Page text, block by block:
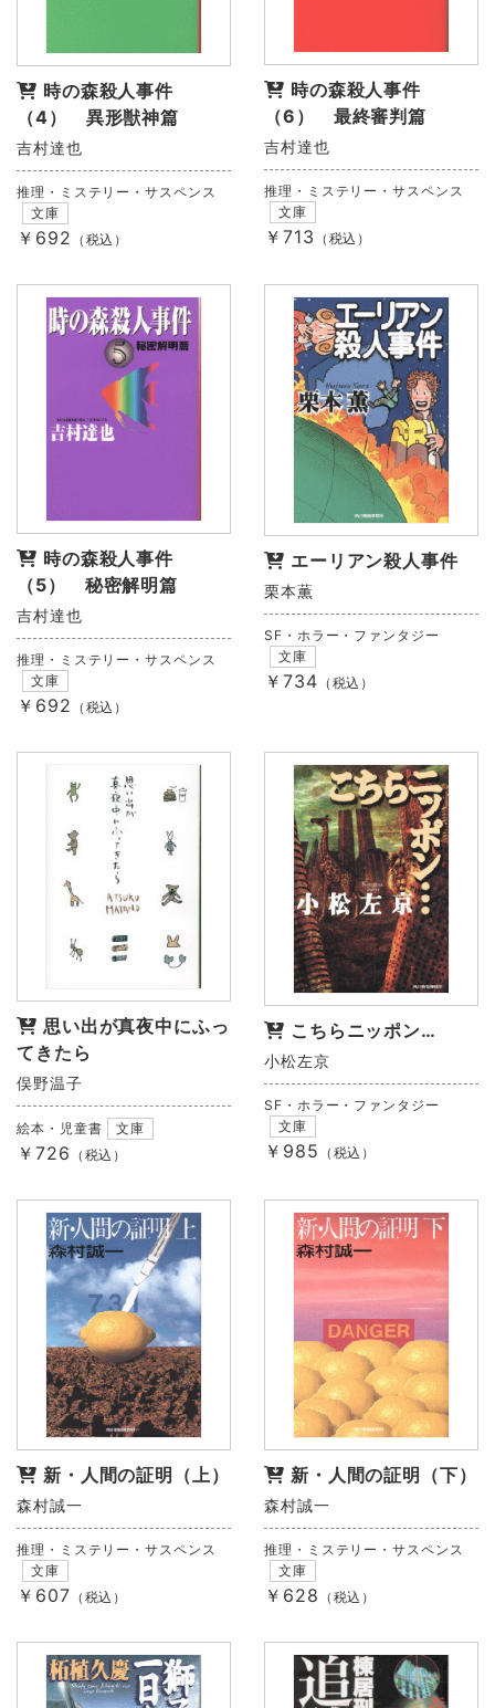
時の森殺人事件
（4） 異形獣神篇
吉村達也
推理・ミステリー・サスペンス
文庫
￥692 （税込）
時の森殺人事件
（6） 最終審判篇
吉村達也
推理・ミステリー・サスペンス
文庫
￥713 （税込）
時の森殺人事件
（5） 秘密解明篇
吉村達也
推理・ミステリー・サスペンス
文庫
￥692 （税込）
エーリアン殺人事件
栗本薫
SF・ホラー・ファンタジー
文庫
￥734 （税込）
思い出が真夜中にふっ
てきたら
俣野温子
絵本・児童書 文庫
￥726 （税込）
こちらニッポン…
小松左京
SF・ホラー・ファンタジー
文庫
￥985 （税込）
新・人間の証明（上）
森村誠一
推理・ミステリー・サスペンス
文庫
￥607 （税込）
新・人間の証明（下）
森村誠一
推理・ミステリー・サスペンス
文庫
￥628 （税込）